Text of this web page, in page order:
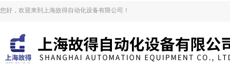
您好，欢迎来到上海故得自动化设备有限公司！